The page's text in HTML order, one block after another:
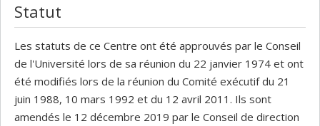
Statut
Les statuts de ce Centre ont été approuvés par le Conseil
de l'Université lors de sa réunion du 22 janvier 1974 et ont
été modifiés lors de la réunion du Comité exécutif du 21
juin 1988, 10 mars 1992 et du 12 avril 2011. Ils sont
amendés le 12 décembre 2019 par le Conseil de direction